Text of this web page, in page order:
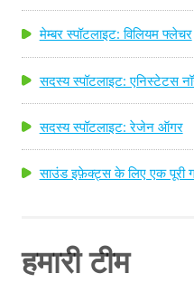
मेम्बर स्पॉटलाइट: विलियम फ्लेचर
सदस्य स्पॉटलाइट: एनिस्टेटस
सदस्य स्पॉटलाइट: रेजेन ऑगर
साउंड इफ़ेक्ट्स के लिए एक पूरी
हमारी टीम